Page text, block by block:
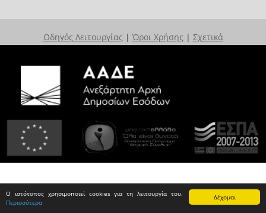
Δέχομαι
Ο ιστότοπος χρησιμοποιεί cookies για τη λειτουργία του.
Περισσότερα
Οδηγός Λειτουργίας | Όροι Χρήσης | Σχετικά